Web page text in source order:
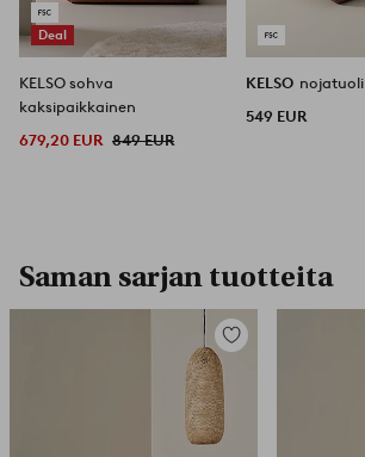
Deal
KELSO sohva
kaksipaikkainen
679,20 EUR 849 EUR
KELSO nojatuoli
549 EUR
Saman sarjan tuotteita
Lisää
suosikkeihin